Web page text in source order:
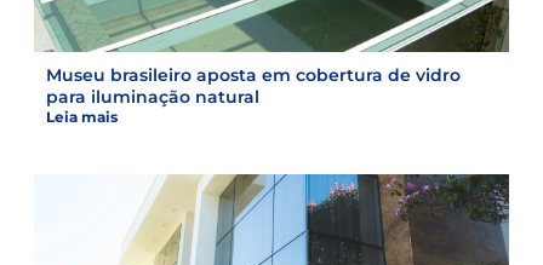
Museu brasileiro aposta em cobertura de vidro
para iluminação natural
Leia mais